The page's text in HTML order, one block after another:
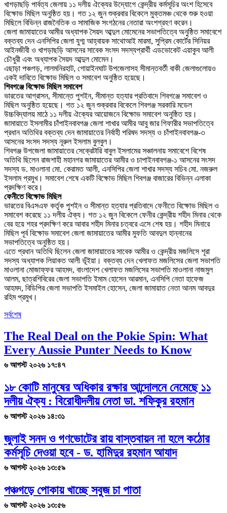
খাগড়াছড়ি পার্বত্য জেলায় ১১ দলীয় ঐক্যের উদ্যোগে কেন্দ্রীয় কর্মসূচির অংশ হিসেবে
বিক্ষোভ মিছিল অনুষ্ঠিত হয়। গত ১২ জুন শুক্রবার বিকেলে মুক্তমঞ্চ থেকে শুরু হওয়া
মিছিলে বিভিন্ন রাজনৈতিক ও সামাজিক সংগঠনের নেতারা অংশগ্রহণ করেন।
জেলা জামায়াতের আমীর অধ্যাপক সৈয়দ আব্দুল মোমেনের সভাপতিত্বে অনুষ্ঠিত সমাবেশে
বক্তব্য দেন এনসিপির জেলা যুগ্ম আহ্বায়ক সাথোআই মারমা, সুপ্রিম কোর্টের সিনিয়র
আইনজীবী ও খাগড়াছড়ি আসনের সাবেক সংসদ সদস্যপ্রার্থী এডভোকেট এয়াকুব আলী
চৌধুরী এবং অধ্যাপক সৈয়দ আব্দুল মোমেন।
এছাড়া পঞ্চগড়, লালমনিরহাট, গোয়াইনঘাট উপজেলাসহ সীমান্তবর্তী বাকী জেলাগুলোয়ও
একই দাবিতে বিক্ষোভ মিছিল ও সমাবেশ অনুষ্ঠিত হয়েছে।
শিবগঞ্জে বিক্ষোভ মিছিল সমাবেশ
ভারতের আগ্রাসন, সীমান্তে পুশইন, সীমান্ত হত্যার প্রতিবাদে শিবগঞ্জে সমাবেশ ও
মিছিল অনুষ্ঠিত হয়েছে। গত ১২ জুন শুক্রবার বিকেলে শিবগঞ্জ সরকারি মডেল
উচ্চবিদ্যালয় মাঠে ১১ দলীয় ঐক্যের আয়োজনে বিক্ষোভ সমাবেশ অনুষ্ঠিত হয়।
জামায়াতে ইসলামীর চাঁপাইনবাবগঞ্জ জেলা শাখার আমীর আবু জার গিফারীর সভাপতিত্বে
প্রধান অতিথির বক্তব্য দেন জামায়াতের নির্বাহী পরিষদ সদস্য ও চাঁপাইনবাবগঞ্জ-৩
আসনের সংসদ সদস্য নূরুল ইসলাম বুলবুল।
শিবগঞ্জ উপজেলা জামায়াতের সেক্রেটারি বাবুল ইসলামের সঞ্চালনায় সমাবেশে বিশেষ
অতিথি ছিলেন রাজশাহী মহানগর জামায়াতের আমীর ও চাপাইনবাবগঞ্জ-১ আসনের সংসদ
সদস্য ড. মাওলানা মো. কেরামত আলী, এনসিপির জেলা শাখার সদস্য সচিব মো. নজরুল
ইসলাম প্রমুখ। সমাবেশ শেষে একটি বিক্ষোভ মিছিল শিবগঞ্জ বাজারের বিভিন্ন এলাকা
প্রদক্ষিণ করে।
ফেনীতে বিক্ষোভ মিছিল
ভারতের বিএসএফ কর্তৃক পুশইন ও সীমান্ত হত্যার প্রতিবাদে ফেনীতে বিক্ষোভ মিছিল ও
সমাবেশ করেছে ১১ দলীয় ঐক্য। গত ১২ জুন বিকেলে ফেনীর কেন্দ্রীয় শহীদ মিনার থেকে
বের হয়ে শহর প্রদক্ষিণ করে আবার শহীদ মিনার চত্বরে এসে শেষ হয়। শহীদ মিনারে
মিছিল পূর্ব বিক্ষোভ সমাবেশ জেলা জামায়াতের আমীর মুফতি আবদুল হান্নানের
সভাপতিত্বে অনুষ্ঠিত হয়।
এতে প্রধান অতিথি ছিলেন জেলা জামায়াতের সাবেক আমীর ও কেন্দ্রীয় মজলিসে শূরা
সদস্য অধ্যাপক লিয়াকত আলী ভূঁইয়া। বক্তব্য দেন খেলাফত মজলিসের জেলা সভাপতি
মাওলানা মোজাফ্ফর আহমদ, বাংলাদেশ খেলাফত মজলিসের সভাপতি মাওলানা নাজমুল
আলম, ছাত্রশিবিরের জেলা সভাপতি ইমাম হোসেন আরমান, এনসিপি নেতা হাফেজ
আহমদ, বিডিপির জেলা সভাপতি ইসমাইল হোসেন, জেলা জামায়াত নেতা আনম আবদুর
রহিম প্রমুখ।
সর্বশেষ
The Real Deal on the Pokie Spin: What
Every Aussie Punter Needs to Know
৬ আগস্ট ২০২৬ ১৭:৪৭
১৮ কোটি মানুষের অধিকার রক্ষার আন্দোলনে নেমেছে ১১
দলীয় ঐক্য : বিরোধীদলীয় নেতা ডা. শফিকুর রহমান
৬ আগস্ট ২০২৬ ১৪:৩১
জুলাই সনদ ও গণভোটের রায় বাস্তবায়ন না হলে কঠোর
কর্মসূচি দেওয়া হবে - ড. হামিদুর রহমান আযাদ
৬ আগস্ট ২০২৬ ১৩:৫৯
পঞ্চগড়ে পোকায় খাচ্ছে সবুজ চা পাতা
৬ আগস্ট ২০২৬ ১৩:৫৬